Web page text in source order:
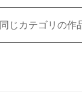
同じカテゴリの作